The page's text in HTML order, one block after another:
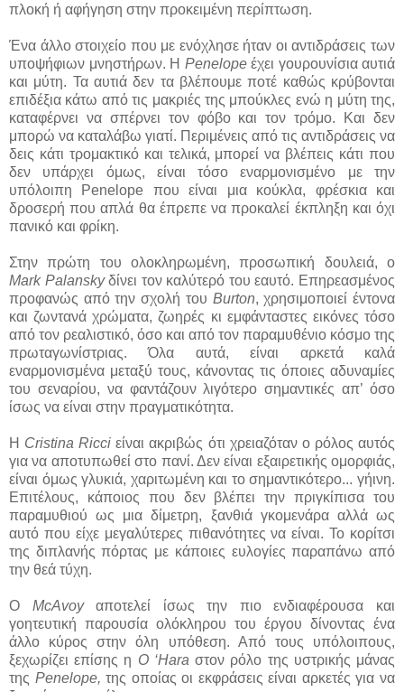
πλοκή ή αφήγηση στην προκειμένη περίπτωση.
Ένα άλλο στοιχείο που με ενόχλησε ήταν οι αντιδράσεις των
υποψήφιων μνηστήρων. Η Penelopeέχει γουρουνίσια αυτιά
και μύτη. Τα αυτιά δεν τα βλέπουμε ποτέ καθώς κρύβονται
επιδέξια κάτω από τις μακριές της μπούκλες ενώ η μύτη της,
καταφέρνει να σπέρνει τον φόβο και τον τρόμο. Και δεν
μπορώ να καταλάβω γιατί. Περιμένεις από τις αντιδράσεις να
δεις κάτι τρομακτικό και τελικά, μπορεί να βλέπεις κάτι που
δεν υπάρχει όμως, είναι τόσο εναρμονισμένο με την
υπόλοιπη Penelope που είναι μια κούκλα, φρέσκια και
δροσερή που απλά θα έπρεπε να προκαλεί έκπληξη και όχι
πανικό και φρίκη.
Στην πρώτη του ολοκληρωμένη, προσωπική δουλειά, ο
Mark Palanskyδίνει τον καλύτερό του εαυτό. Επηρεασμένος
προφανώς από την σχολή του Burton, χρησιμοποιεί έντονα
και ζωντανά χρώματα, ζωηρές κι εμφάνταστες εικόνες τόσο
από τον ρεαλιστικό, όσο και από τον παραμυθένιο κόσμο της
πρωταγωνίστριας. Όλα αυτά, είναι αρκετά καλά
εναρμονισμένα μεταξύ τους, κάνοντας τις όποιες αδυναμίες
του σεναρίου, να φαντάζουν λιγότερο σημαντικές απ’ όσο
ίσως να είναι στην πραγματικότητα.
Η Cristina Ricci είναι ακριβώς ότι χρειαζόταν ο ρόλος αυτός
για να αποτυπωθεί στο πανί. Δεν είναι εξαιρετικής ομορφιάς,
είναι όμως γλυκιά, χαριτωμένη και το σημαντικότερο... γήινη.
Επιτέλους, κάποιος που δεν βλέπει την πριγκίπισα του
παραμυθιού ως μια δίμετρη, ξανθιά γκομενάρα αλλά ως
αυτό που είχε μεγαλύτερες πιθανότητες να είναι. Το κορίτσι
της διπλανής πόρτας με κάποιες ευλογίες παραπάνω από
την θεά τύχη.
Ο McAvoyαποτελεί ίσως την πιο ενδιαφέρουσα και
γοητευτική παρουσία ολόκληρου του έργου δίνοντας ένα
άλλο κύρος στην όλη υπόθεση. Από τους υπόλοιπους,
ξεχωρίζει επίσης η Ο ‘Hara στον ρόλο της υστρικής μάνας
της Penelope, της οποίας οι εκφράσεις είναι αρκετές για να